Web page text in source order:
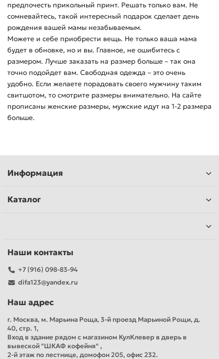
предпочесть прикольный принт. Решать только вам. Не
сомневайтесь, такой интересный подарок сделает день
рождения вашей мамы незабываемым.
Можете и себе приобрести вещь. Не только ваша мама
будет в обновке, но и вы. Главное, не ошибитесь с
размером. Лучше заказать на размер больше – так она
точно подойдет вам. Свободная одежда – это очень
удобно. Если желаете порадовать своего мужчину таким
свитшотом, то смотрите размеры внимательно. На сайте
прописаны женские размеры, мужские идут на 1-2 размера
больше.
Информация
Каталог
Наши контакты
+7 (916) 098-83-94
difa123@yandex.ru
Наш адрес
г. Москва, м. Марьина Роща, 3-й проезд Марьиной Рощи, д.
40, стр. 1,
Вход в здание рядом с магазином КулКлевер в дверь в
вывеской "ШКАФ кофейня" ,
2-й этаж по лестнице, домофон 205, офис 232.